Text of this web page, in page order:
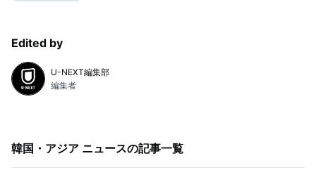
Edited by
U-NEXT編集部
編集者
韓国・アジア ニュースの記事一覧